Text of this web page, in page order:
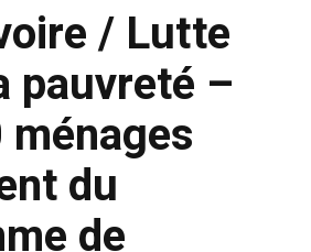
/ Lutte
pauvreté –
du
de